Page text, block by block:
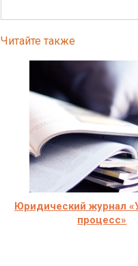
Читайте также
Юридический журнал
процесс»